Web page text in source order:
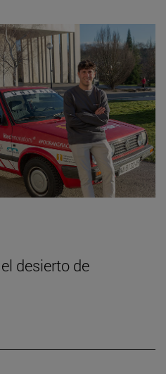
desierto de